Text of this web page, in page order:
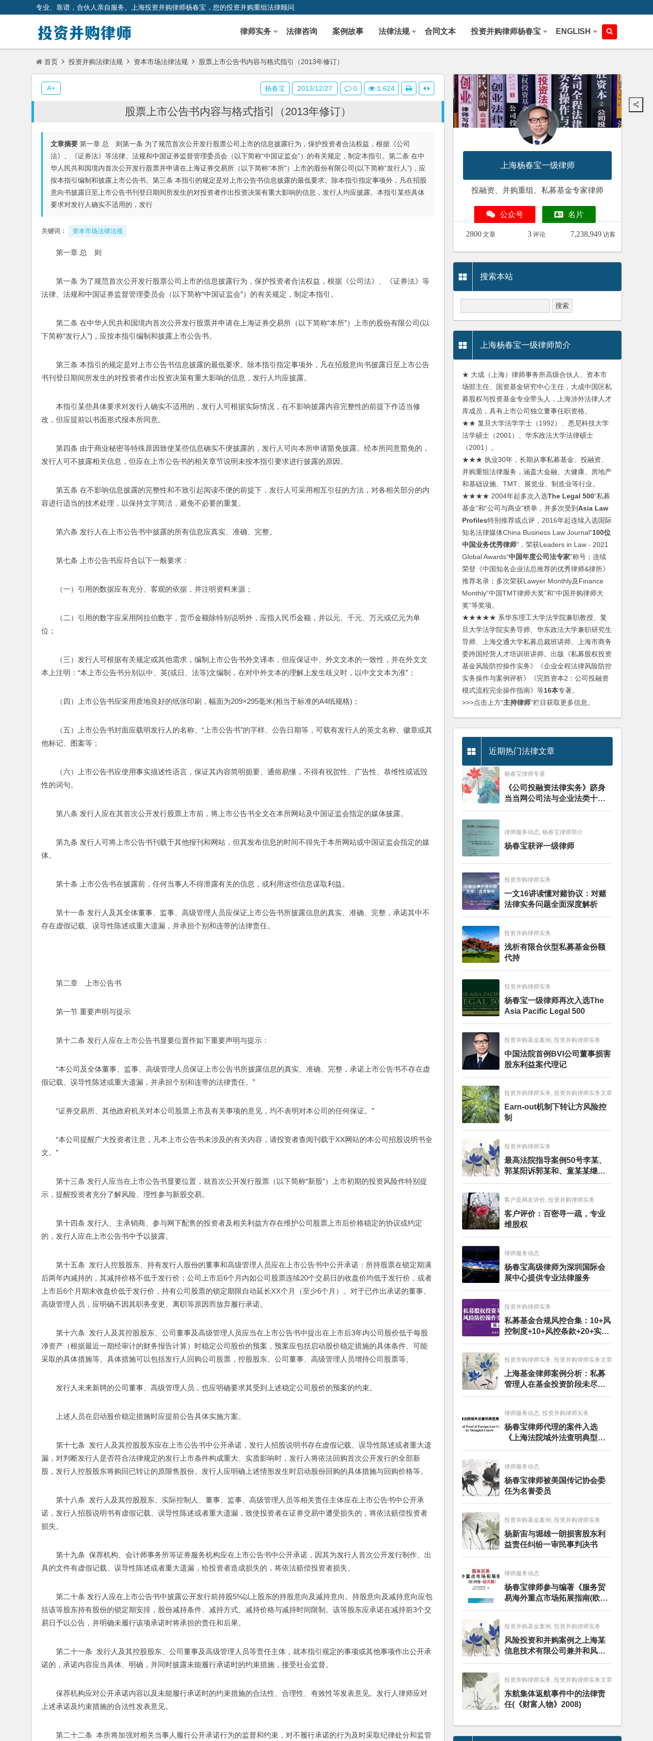
专业、靠谱，合伙人亲自服务。上海投资并购律师杨春宝，您的投资并购重组法律顾问
律师实务 法律咨询 案例故事 法律法规 合同文本 投资并购律师杨春宝 ENGLISH
首页 投资并购法律法规 资本市场法律法规 股票上市公告书内容与格式指引（2013年修订）
股票上市公告书内容与格式指引（2013年修订）
文章摘要 第一章 总 则第一条 为了规范首次公开发行股票公司上市的信息披露行为，保护投资者合法权益，根据《公司
法》、《证券法》等法律、法规和中国证券监督管理委员会（以下简称“中国证监会”）的有关规定，制定本指引。第二条 在中
华人民共和国境内首次公开发行股票并申请在上海证券交易所（以下简称“本所”）上市的股份有限公司(以下简称“发行人”)，应
按本指引编制和披露上市公告书。第三条 本指引的规定是对上市公告书信息披露的最低要求。除本指引指定事项外，凡在招股
意向书披露日至上市公告书刊登日期间所发生的对投资者作出投资决策有重大影响的信息，发行人均应披露。本指引某些具体
要求对发行人确实不适用的，发行
关键词： 资本市场法律法规
第一章 总　则
第一条 为了规范首次公开发行股票公司上市的信息披露行为，保护投资者合法权益，根据《公司法》、《证券法》等
法律、法规和中国证券监督管理委员会（以下简称“中国证监会”）的有关规定，制定本指引。
第二条 在中华人民共和国境内首次公开发行股票并申请在上海证券交易所（以下简称“本所”）上市的股份有限公司(以
下简称“发行人”)，应按本指引编制和披露上市公告书。
第三条 本指引的规定是对上市公告书信息披露的最低要求。除本指引指定事项外，凡在招股意向书披露日至上市公告
书刊登日期间所发生的对投资者作出投资决策有重大影响的信息，发行人均应披露。
本指引某些具体要求对发行人确实不适用的，发行人可根据实际情况，在不影响披露内容完整性的前提下作适当修
改，但应提前以书面形式报本所同意。
第四条 由于商业秘密等特殊原因致使某些信息确实不便披露的，发行人可向本所申请豁免披露。经本所同意豁免的，
发行人可不披露相关信息，但应在上市公告书的相关章节说明未按本指引要求进行披露的原因。
第五条 在不影响信息披露的完整性和不致引起阅读不便的前提下，发行人可采用相互引征的方法，对各相关部分的内
容进行适当的技术处理，以保持文字简洁，避免不必要的重复。
第六条 发行人在上市公告书中披露的所有信息应真实、准确、完整。
第七条 上市公告书应符合以下一般要求：
（一）引用的数据应有充分、客观的依据，并注明资料来源；
（二）引用的数字应采用阿拉伯数字，货币金额除特别说明外，应指人民币金额，并以元、千元、万元或亿元为单
位；
（三）发行人可根据有关规定或其他需求，编制上市公告书外文译本，但应保证中、外文文本的一致性，并在外文文
本上注明：“本上市公告书分别以中、英(或日、法等)文编制，在对中外文本的理解上发生歧义时，以中文文本为准”；
（四）上市公告书应采用质地良好的纸张印刷，幅面为209×295毫米(相当于标准的A4纸规格)；
（五）上市公告书封面应载明发行人的名称、“上市公告书”的字样、公告日期等，可载有发行人的英文名称、徽章或其
他标记、图案等；
（六）上市公告书应使用事实描述性语言，保证其内容简明扼要、通俗易懂，不得有祝贺性、广告性、恭维性或诋毁
性的词句。
第八条 发行人应在其首次公开发行股票上市前，将上市公告书全文在本所网站及中国证监会指定的媒体披露。
第九条 发行人可将上市公告书刊载于其他报刊和网站，但其发布信息的时间不得先于本所网站或中国证监会指定的媒
体。
第十条 上市公告书在披露前，任何当事人不得泄露有关的信息，或利用这些信息谋取利益。
第十一条 发行人及其全体董事、监事、高级管理人员应保证上市公告书所披露信息的真实、准确、完整，承诺其中不
存在虚假记载、误导性陈述或重大遗漏，并承担个别和连带的法律责任。
第二章　上市公告书
第一节 重要声明与提示
第十二条 发行人应在上市公告书显要位置作如下重要声明与提示：
“本公司及全体董事、监事、高级管理人员保证上市公告书所披露信息的真实、准确、完整，承诺上市公告书不存在虚
假记载、误导性陈述或重大遗漏，并承担个别和连带的法律责任。”
“证券交易所、其他政府机关对本公司股票上市及有关事项的意见，均不表明对本公司的任何保证。”
“本公司提醒广大投资者注意，凡本上市公告书未涉及的有关内容，请投资者查阅刊载于XX网站的本公司招股说明书全
文。”
第十三条 发行人应当在上市公告书显要位置，就首次公开发行股票（以下简称“新股”）上市初期的投资风险作特别提
示，提醒投资者充分了解风险、理性参与新股交易。
第十四条 发行人、主承销商、参与网下配售的投资者及相关利益方存在维护公司股票上市后价格稳定的协议或约定
的，发行人应在上市公告书中予以披露。
第十五条  发行人控股股东、持有发行人股份的董事和高级管理人员应在上市公告书中公开承诺：所持股票在锁定期满
后两年内减持的，其减持价格不低于发行价；公司上市后6个月内如公司股票连续20个交易日的收盘价均低于发行价，或者
上市后6个月期末收盘价低于发行价，持有公司股票的锁定期限自动延长XX个月（至少6个月）。对于已作出承诺的董事、
高级管理人员，应明确不因其职务变更、离职等原因而放弃履行承诺。
第十六条  发行人及其控股股东、公司董事及高级管理人员应当在上市公告书中提出在上市后3年内公司股价低于每股
净资产（根据最近一期经审计的财务报告计算）时稳定公司股价的预案，预案应包括启动股价稳定措施的具体条件、可能
采取的具体措施等。具体措施可以包括发行人回购公司股票，控股股东、公司董事、高级管理人员增持公司股票等。
发行人未来新聘的公司董事、高级管理人员，也应明确要求其受到上述稳定公司股价的预案的约束。
上述人员在启动股价稳定措施时应提前公告具体实施方案。
第十七条  发行人及其控股股东应在上市公告书中公开承诺，发行人招股说明书存在虚假记载、误导性陈述或者重大遗
漏，对判断发行人是否符合法律规定的发行上市条件构成重大、实质影响时，发行人将依法回购首次公开发行的全部新
股，发行人控股股东将购回已转让的原限售股份。发行人应明确上述情形发生时启动股份回购的具体措施与回购价格等。
第十八条  发行人及其控股股东、实际控制人、董事、监事、高级管理人员等相关责任主体应在上市公告书中公开承
诺，发行人招股说明书有虚假记载、误导性陈述或者重大遗漏，致使投资者在证券交易中遭受损失的，将依法赔偿投资者
损失。
第十九条  保荐机构、会计师事务所等证券服务机构应在上市公告书中公开承诺，因其为发行人首次公开发行制作、出
具的文件有虚假记载、误导性陈述或者重大遗漏，给投资者造成损失的，将依法赔偿投资者损失。
第二十条 发行人应在上市公告书中披露公开发行前持股5%以上股东的持股意向及减持意向。持股意向及减持意向应包
括该等股东持有股份的锁定期安排，股份减持条件、减持方式、减持价格与减持时间限制。该等股东应承诺在减持前3个交
易日予以公告，并明确未履行该项承诺时将承担的责任和后果。
第二十一条  发行人及其控股股东、公司董事及高级管理人员等责任主体，就本指引规定的事项或其他事项作出公开承
诺的，承诺内容应当具体、明确，并同时披露未能履行承诺时的约束措施，接受社会监督。
保荐机构应对公开承诺内容以及未能履行承诺时的约束措施的合法性、合理性、有效性等发表意见。发行人律师应对
上述承诺及约束措施的合法性发表意见。
第二十二条  本所将加强对相关当事人履行公开承诺行为的监督和约束，对不履行承诺的行为及时采取纪律处分和监管
杨春宝 2013/12/27 0 1,624
A+
上海杨春宝一级律师
投融资、并购重组、私募基金专家律师
公众号 名片
2800 文章 3 评论 7,238,949 访客
搜索本站
上海杨春宝一级律师简介
★ 大成（上海）律师事务所高级合伙人、资本市
场部主任、国资基金研究中心主任，大成中国区私
募股权与投资基金专业带头人，上海涉外法律人才
库成员，具有上市公司独立董事任职资格。
★★ 复旦大学法学学士（1992）、悉尼科技大学
法学硕士（2001）、华东政法大学法律硕士
（2001）。
★★★ 执业30年，长期从事私募基金、投融资、
并购重组法律服务，涵盖大金融、大健康、房地产
和基础设施、TMT、展览业、制造业等行业。
★★★★ 2004年起多次入选The Legal 500“私募
基金”和“公司与商业”榜单，并多次受到Asia Law
Profiles特别推荐或点评，2016年起连续入选国际
知名法律媒体China Business Law Journal“100位
中国业务优秀律师”，荣获Leaders in Law - 2021
Global Awards“中国年度公司法专家”称号；连续
荣登《中国知名企业法总推荐的优秀律师&律所》
推荐名录；多次荣获Lawyer Monthly及Finance
Monthly“中国TMT律师大奖”和“中国并购律师大
奖”等奖项。
★★★★★ 系华东理工大学法学院兼职教授、复
旦大学法学院实务导师、华东政法大学兼职研究生
导师、上海交通大学私募总裁班讲师、上海市商务
委跨国经营人才培训班讲师。出版《私募股权投资
基金风险防控操作实务》《企业全程法律风险防控
实务操作与案例评析》《完胜资本2：公司投融资
模式流程完全操作指南》等16本专著。
>>>点击上方“主持律师”栏目获取更多信息。
近期热门法律文章
杨春宝律师专著
《公司投融资法律实务》跻身
当当网公司法与企业法类十大
畅销图书榜
律师服务动态, 杨春宝律师简介
杨春宝获评一级律师
投资并购律师实务
一文16讲读懂对赌协议：对赌
法律实务问题全面深度解析
投资并购律师实务
浅析有限合伙型私募基金份额
代持
投资并购律师实务
杨春宝一级律师再次入选The
Asia Pacific Legal 500
投资并购基金案例, 投资并购律师实务
中国法院首例BVI公司董事损害
股东利益案代理记
投资并购律师实务, 投资并购律师实务文章
Earn-out机制下转让方风险控
制
投资并购律师实务
最高法院指导案例50号李某、
郭某阳诉郭某和、童某某继承
纠纷案
客户及网友评价, 投资并购律师实务
客户评价：百密寻一疏，专业
维股权
律师服务动态
杨春宝高级律师为深圳国际会
展中心提供专业法律服务
投资并购律师实务
私募基金合规风控合集：10+风
控制度+10+风控条款+20+实务
文章+每月动态
投资并购律师实务, 投资并购律师实务文章
上海基金律师案例分析：私募
管理人在基金投资阶段未尽勤
勉义务的赔偿责任
律师服务动态, 投资并购律师实务
杨春宝律师代理的案件入选
《上海法院域外法查明典型案
例》
律师服务动态
杨春宝律师被美国传记协会委
任为名誉委员
投资并购基金案例, 投资并购律师实务
杨新宙与堀雄一朗损害股东利
益责任纠纷一审民事判决书
律师服务动态
杨春宝律师参与编著《服务贸
易海外重点市场拓展指南(欧洲
卷·意大利)》
投资并购基金案例, 投资并购律师实务
风险投资和并购案例之上海某
信息技术有限公司兼并和风险
投资服务
投资并购律师实务, 投资并购律师实务文章
东航集体返航事件中的法律责
任(《财富人物》2008)